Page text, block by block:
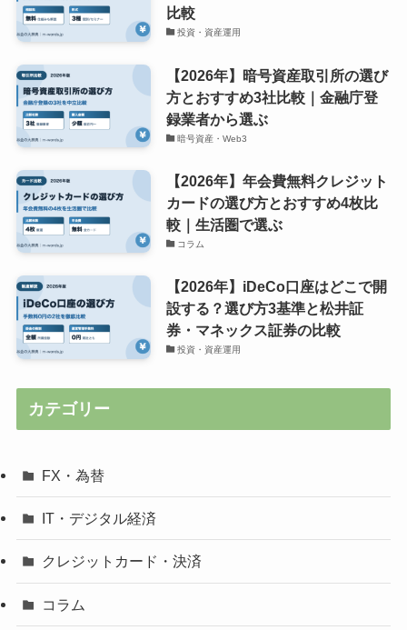
比較
投資・資産運用
【2026年】暗号資産取引所の選び
方とおすすめ3社比較｜金融庁登
録業者から選ぶ
暗号資産・Web3
【2026年】年会費無料クレジット
カードの選び方とおすすめ4枚比
較｜生活圏で選ぶ
コラム
【2026年】iDeCo口座はどこで開
設する？選び方3基準と松井証
券・マネックス証券の比較
投資・資産運用
カテゴリー
FX・為替
IT・デジタル経済
クレジットカード・決済
コラム